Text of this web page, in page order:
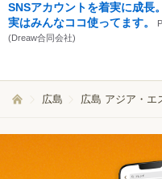
SNSアカウントを着実に成長。
実はみんなココ使ってます。
(Dreaw合同会社)
広島 広島 アジア・エ